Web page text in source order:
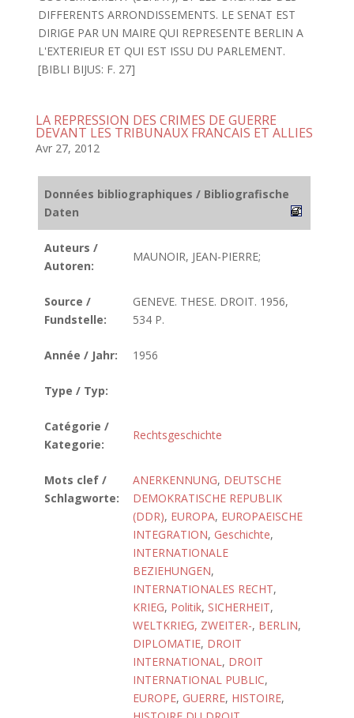
DIFFERENTS ARRONDISSEMENTS. LE SENAT EST
DIRIGE PAR UN MAIRE QUI REPRESENTE BERLIN A
L'EXTERIEUR ET QUI EST ISSU DU PARLEMENT.
[BIBLI BIJUS: F. 27]
LA REPRESSION DES CRIMES DE GUERRE
DEVANT LES TRIBUNAUX FRANCAIS ET ALLIES
Avr 27, 2012
Données bibliographiques / Bibliografische
Daten
Auteurs /
Autoren:
MAUNOIR, JEAN-PIERRE;
Source /
Fundstelle:
GENEVE. THESE. DROIT. 1956,
534 P.
Année / Jahr: 1956
Type / Typ:
Catégorie /
Kategorie:
Rechtsgeschichte
Mots clef /
Schlagworte:
ANERKENNUNG, DEUTSCHE
DEMOKRATISCHE REPUBLIK
(DDR), EUROPA, EUROPAEISCHE
INTEGRATION, Geschichte,
INTERNATIONALE
BEZIEHUNGEN,
INTERNATIONALES RECHT,
KRIEG, Politik, SICHERHEIT,
WELTKRIEG, ZWEITER-, BERLIN,
DIPLOMATIE, DROIT
INTERNATIONAL, DROIT
INTERNATIONAL PUBLIC,
EUROPE, GUERRE, HISTOIRE,